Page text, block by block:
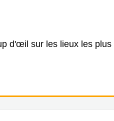
d'œil sur les lieux les plus